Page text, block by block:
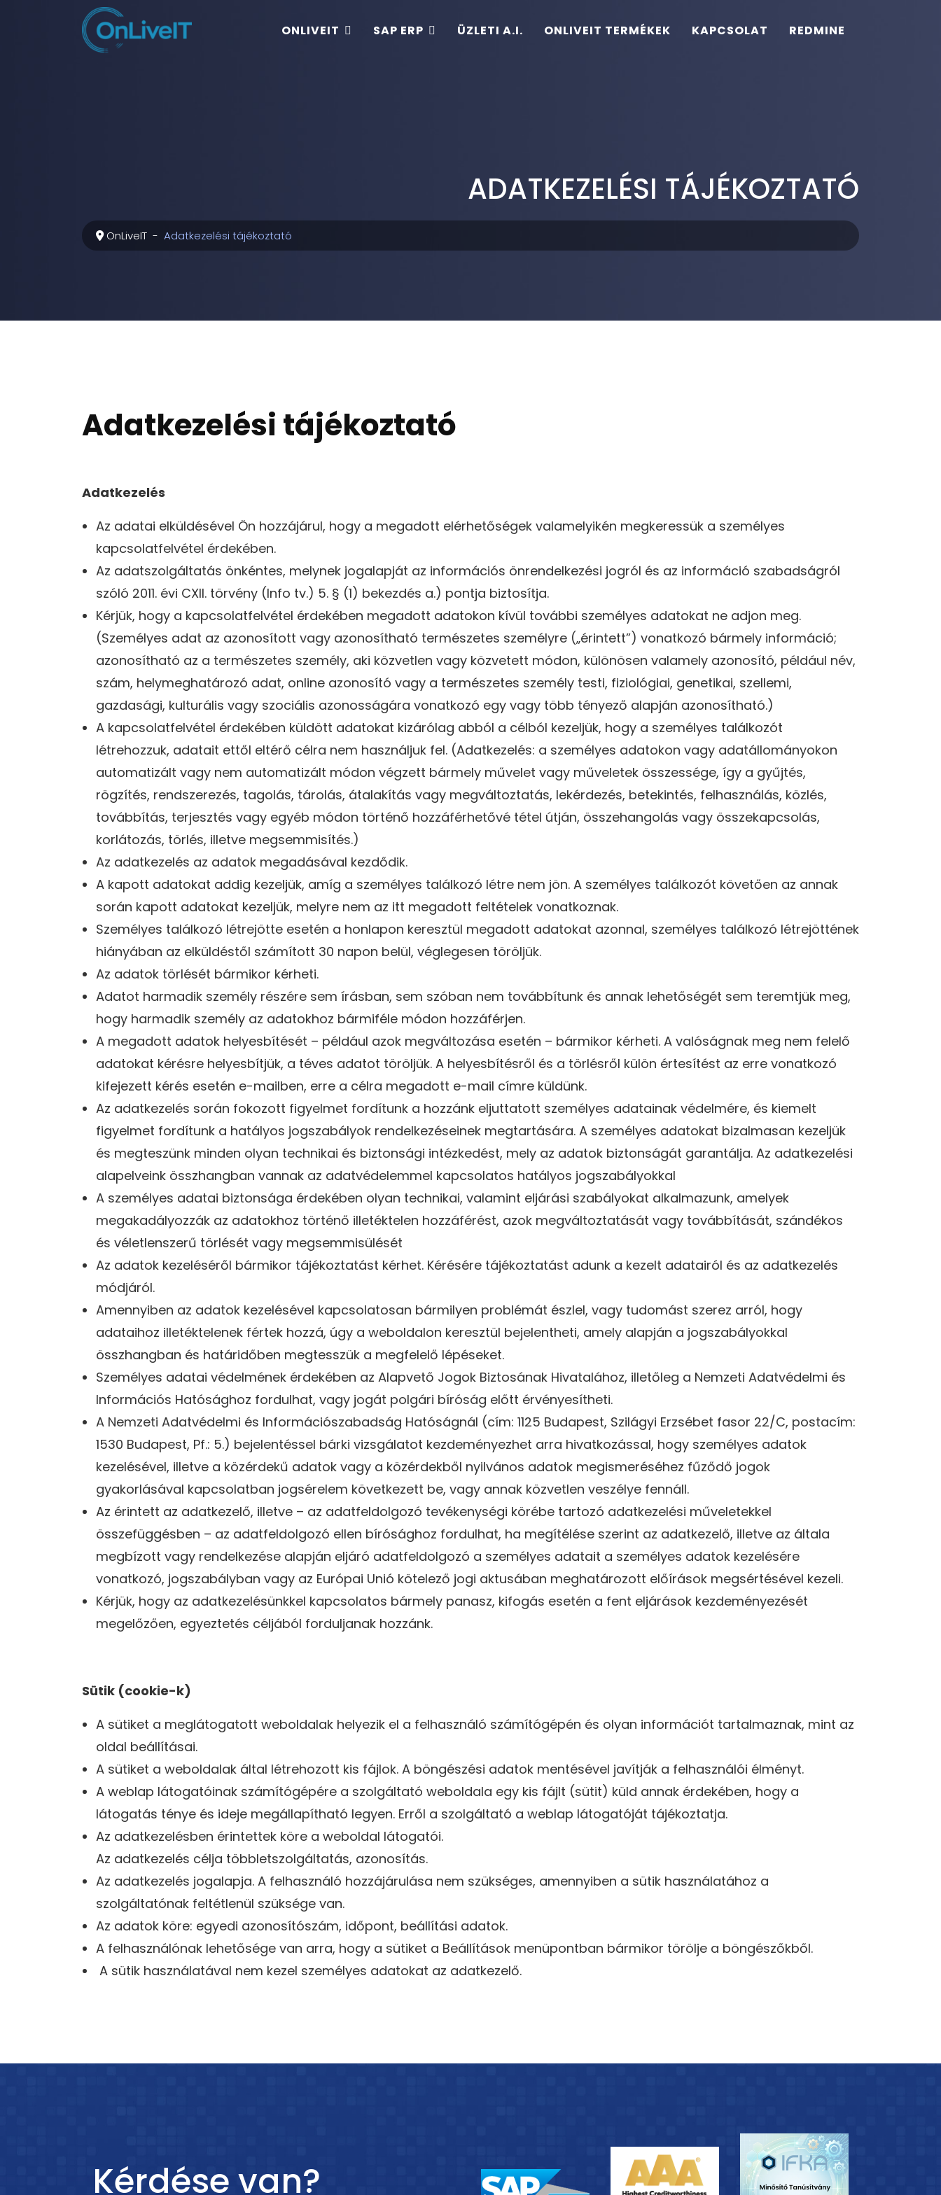
ONLIVEIT SAP ERP ÜZLETI A.I. ONLIVEIT TERMÉKEK KAPCSOLAT REDMINE
ADATKEZELÉSI TÁJÉKOZTATÓ
OnLiveIT Adatkezelési tájékoztató
Adatkezelési tájékoztató
Adatkezelés
Az adatai elküldésével Ön hozzájárul, hogy a megadott elérhetőségek valamelyikén megkeressük a személyes
kapcsolatfelvétel érdekében.
Az adatszolgáltatás önkéntes, melynek jogalapját az információs önrendelkezési jogról és az információ szabadságról
szóló 2011. évi CXII. törvény (Info tv.) 5. § (1) bekezdés a.) pontja biztosítja.
Kérjük, hogy a kapcsolatfelvétel érdekében megadott adatokon kívül további személyes adatokat ne adjon meg.
(Személyes adat az azonosított vagy azonosítható természetes személyre („érintett”) vonatkozó bármely információ;
azonosítható az a természetes személy, aki közvetlen vagy közvetett módon, különösen valamely azonosító, például név,
szám, helymeghatározó adat, online azonosító vagy a természetes személy testi, fiziológiai, genetikai, szellemi,
gazdasági, kulturális vagy szociális azonosságára vonatkozó egy vagy több tényező alapján azonosítható.)
A kapcsolatfelvétel érdekében küldött adatokat kizárólag abból a célból kezeljük, hogy a személyes találkozót
létrehozzuk, adatait ettől eltérő célra nem használjuk fel. (Adatkezelés: a személyes adatokon vagy adatállományokon
automatizált vagy nem automatizált módon végzett bármely művelet vagy műveletek összessége, így a gyűjtés,
rögzítés, rendszerezés, tagolás, tárolás, átalakítás vagy megváltoztatás, lekérdezés, betekintés, felhasználás, közlés,
továbbítás, terjesztés vagy egyéb módon történő hozzáférhetővé tétel útján, összehangolás vagy összekapcsolás,
korlátozás, törlés, illetve megsemmisítés.)
Az adatkezelés az adatok megadásával kezdődik.
A kapott adatokat addig kezeljük, amíg a személyes találkozó létre nem jön. A személyes találkozót követően az annak
során kapott adatokat kezeljük, melyre nem az itt megadott feltételek vonatkoznak.
Személyes találkozó létrejötte esetén a honlapon keresztül megadott adatokat azonnal, személyes találkozó létrejöttének
hiányában az elküldéstől számított 30 napon belül, véglegesen töröljük.
Az adatok törlését bármikor kérheti.
Adatot harmadik személy részére sem írásban, sem szóban nem továbbítunk és annak lehetőségét sem teremtjük meg,
hogy harmadik személy az adatokhoz bármiféle módon hozzáférjen.
A megadott adatok helyesbítését – például azok megváltozása esetén – bármikor kérheti. A valóságnak meg nem felelő
adatokat kérésre helyesbítjük, a téves adatot töröljük. A helyesbítésről és a törlésről külön értesítést az erre vonatkozó
kifejezett kérés esetén e-mailben, erre a célra megadott e-mail címre küldünk.
Az adatkezelés során fokozott figyelmet fordítunk a hozzánk eljuttatott személyes adatainak védelmére, és kiemelt
figyelmet fordítunk a hatályos jogszabályok rendelkezéseinek megtartására. A személyes adatokat bizalmasan kezeljük
és megteszünk minden olyan technikai és biztonsági intézkedést, mely az adatok biztonságát garantálja. Az adatkezelési
alapelveink összhangban vannak az adatvédelemmel kapcsolatos hatályos jogszabályokkal
A személyes adatai biztonsága érdekében olyan technikai, valamint eljárási szabályokat alkalmazunk, amelyek
megakadályozzák az adatokhoz történő illetéktelen hozzáférést, azok megváltoztatását vagy továbbítását, szándékos
és véletlenszerű törlését vagy megsemmisülését
Az adatok kezeléséről bármikor tájékoztatást kérhet. Kérésére tájékoztatást adunk a kezelt adatairól és az adatkezelés
módjáról.
Amennyiben az adatok kezelésével kapcsolatosan bármilyen problémát észlel, vagy tudomást szerez arról, hogy
adataihoz illetéktelenek fértek hozzá, úgy a weboldalon keresztül bejelentheti, amely alapján a jogszabályokkal
összhangban és határidőben megtesszük a megfelelő lépéseket.
Személyes adatai védelmének érdekében az Alapvető Jogok Biztosának Hivatalához, illetőleg a Nemzeti Adatvédelmi és
Információs Hatósághoz fordulhat, vagy jogát polgári bíróság előtt érvényesítheti.
A Nemzeti Adatvédelmi és Információszabadság Hatóságnál (cím: 1125 Budapest, Szilágyi Erzsébet fasor 22/C, postacím:
1530 Budapest, Pf.: 5.) bejelentéssel bárki vizsgálatot kezdeményezhet arra hivatkozással, hogy személyes adatok
kezelésével, illetve a közérdekű adatok vagy a közérdekből nyilvános adatok megismeréséhez fűződő jogok
gyakorlásával kapcsolatban jogsérelem következett be, vagy annak közvetlen veszélye fennáll.
Az érintett az adatkezelő, illetve – az adatfeldolgozó tevékenységi körébe tartozó adatkezelési műveletekkel
összefüggésben – az adatfeldolgozó ellen bírósághoz fordulhat, ha megítélése szerint az adatkezelő, illetve az általa
megbízott vagy rendelkezése alapján eljáró adatfeldolgozó a személyes adatait a személyes adatok kezelésére
vonatkozó, jogszabályban vagy az Európai Unió kötelező jogi aktusában meghatározott előírások megsértésével kezeli.
Kérjük, hogy az adatkezelésünkkel kapcsolatos bármely panasz, kifogás esetén a fent eljárások kezdeményezését
megelőzően, egyeztetés céljából forduljanak hozzánk.
Sütik (cookie-k)
A sütiket a meglátogatott weboldalak helyezik el a felhasználó számítógépén és olyan információt tartalmaznak, mint az
oldal beállításai.
A sütiket a weboldalak által létrehozott kis fájlok. A böngészési adatok mentésével javítják a felhasználói élményt.
A weblap látogatóinak számítógépére a szolgáltató weboldala egy kis fájlt (sütit) küld annak érdekében, hogy a
látogatás ténye és ideje megállapítható legyen. Erről a szolgáltató a weblap látogatóját tájékoztatja.
Az adatkezelésben érintettek köre a weboldal látogatói.
Az adatkezelés célja többletszolgáltatás, azonosítás.
Az adatkezelés jogalapja. A felhasználó hozzájárulása nem szükséges, amennyiben a sütik használatához a
szolgáltatónak feltétlenül szüksége van.
Az adatok köre: egyedi azonosítószám, időpont, beállítási adatok.
A felhasználónak lehetősége van arra, hogy a sütiket a Beállítások menüpontban bármikor törölje a böngészőkből.
A sütik használatával nem kezel személyes adatokat az adatkezelő.
Kérdése van?